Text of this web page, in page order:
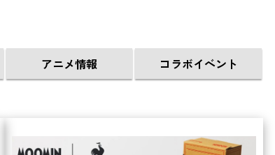
アニメ情報 コラボイベント